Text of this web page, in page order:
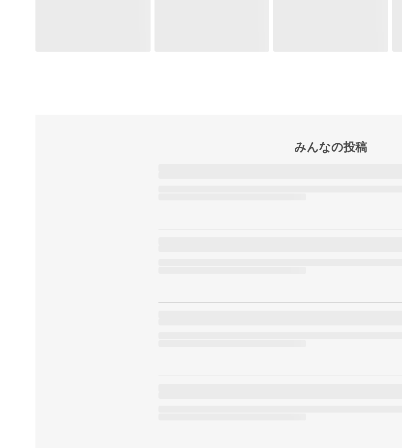
みんなの投稿